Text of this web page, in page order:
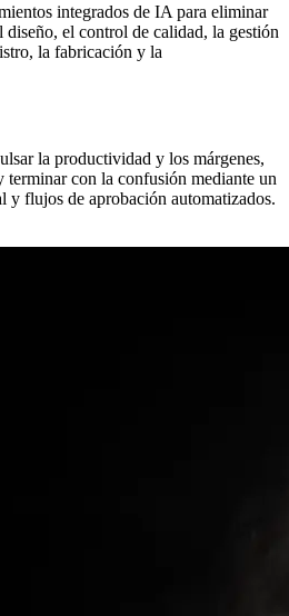
integrados de IA para eliminar
diseño, el control de calidad, la gestión
la fabricación y la
la productividad y los márgenes,
con la confusión mediante un
y flujos de aprobación automatizados.